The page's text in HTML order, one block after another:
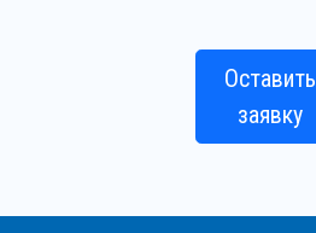
Оставить
заявку